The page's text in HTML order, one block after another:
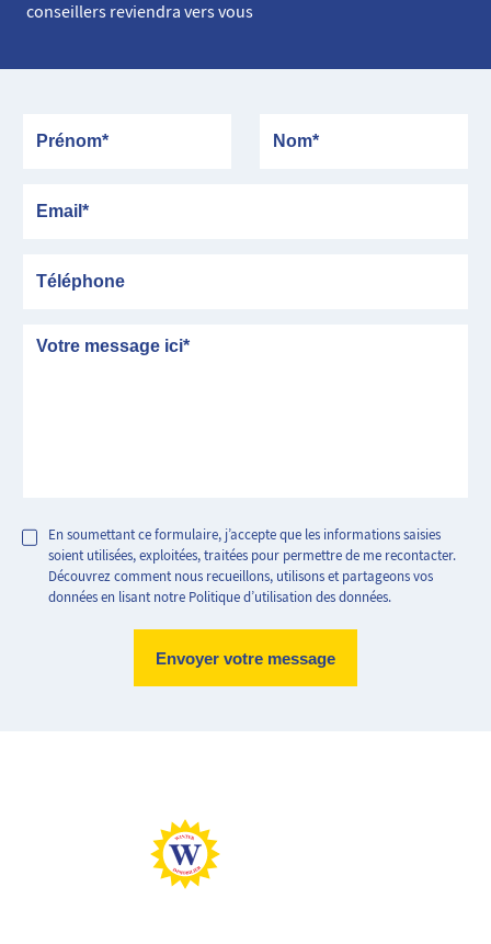
conseillers reviendra vers vous
Message
En soumettant ce formulaire, j’accepte que les informations saisies
soient utilisées, exploitées, traitées pour permettre de me recontacter.
Découvrez comment nous recueillons, utilisons et partageons vos
données en lisant notre Politique d’utilisation des données.
Emission de CO2 très importantes